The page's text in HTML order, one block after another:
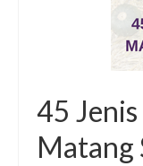
45
Matang